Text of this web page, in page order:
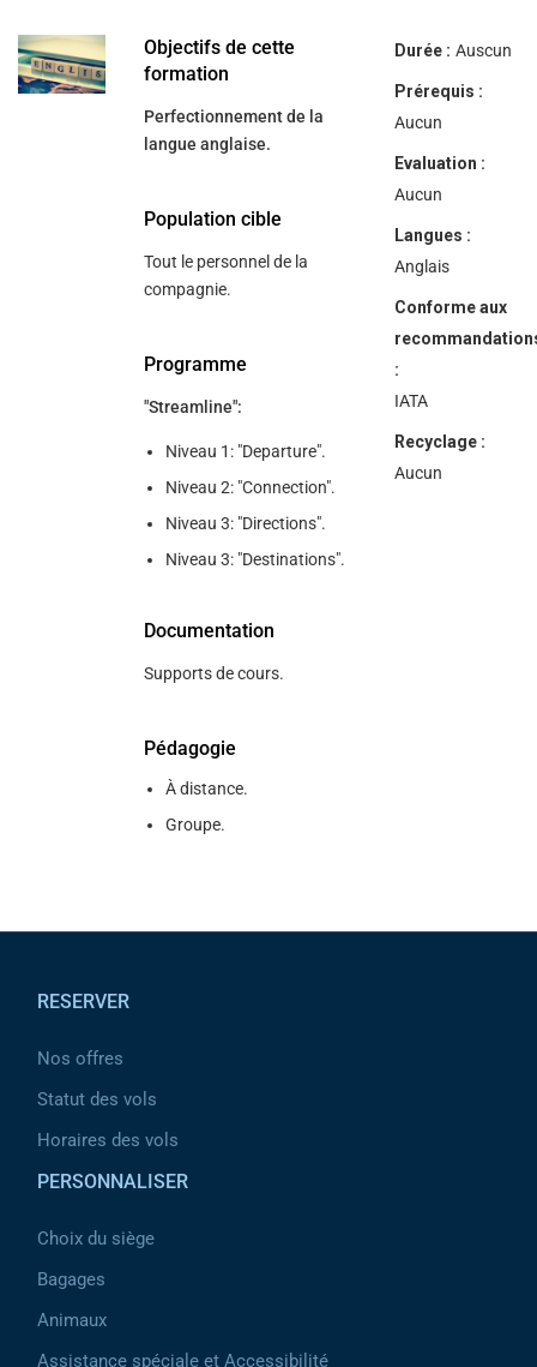
navigate
and
interact
Objectifs de cette
formation
Perfectionnement de la
langue anglaise.
Population cible
Tout le personnel de la
compagnie.
Programme
"Streamline":
Niveau 1: "Departure".
Niveau 2: "Connection".
Niveau 3: "Directions".
Niveau 3: "Destinations".
Documentation
Supports de cours.
Pédagogie
À distance.
Groupe.
Durée : Auscun
Prérequis :
Aucun
Evaluation :
Aucun
Langues :
Anglais
Conforme aux
:
IATA
Recyclage :
Aucun
RESERVER
Nos offres
Statut des vols
Horaires des vols
PERSONNALISER
Choix du siège
Bagages
Animaux
Assistance spéciale et Accessibilité